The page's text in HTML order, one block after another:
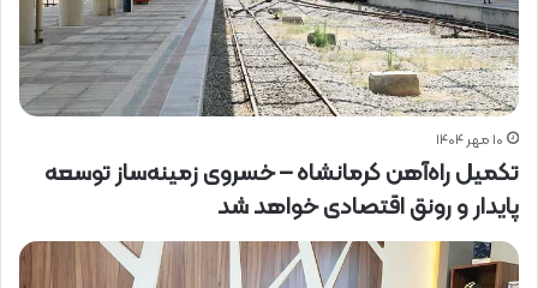
۱۰ مهر ۱۴۰۴
تکمیل راه‌آهن کرمانشاه – خسروی زمینه‌ساز توسعه
پایدار و رونق اقتصادی خواهد شد